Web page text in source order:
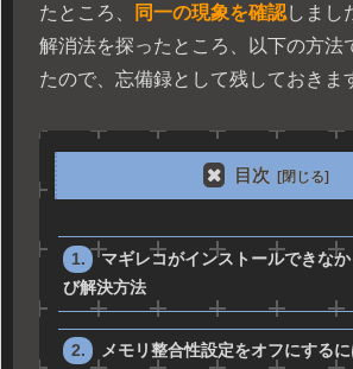
たところ、
同一の現象を確認しまし
解消法を探ったところ、以下の方法
たので、忘備録として残しておきま
目次
マギレコがインストールできな
び解決方法
メモリ整合性設定をオフにする